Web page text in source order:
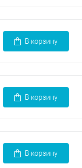
В корзину
В корзину
В корзину